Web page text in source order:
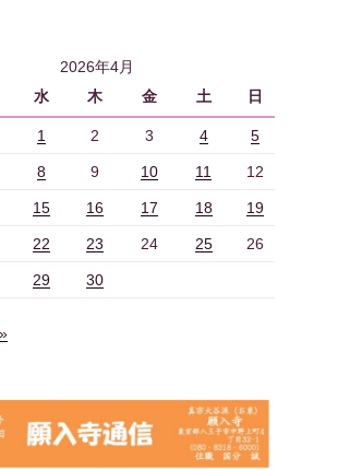
2026年4月
水 木 金 土 日
1 2 3 4 5
8 9 10 11 12
15 16 17 18 19
22 23 24 25 26
29 30